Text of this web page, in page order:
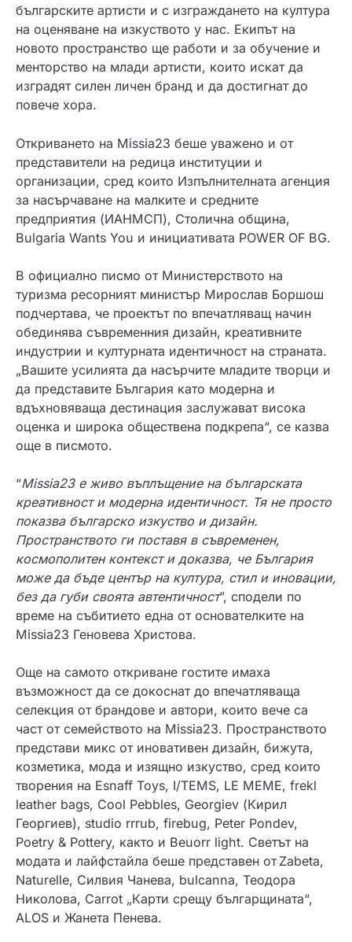
българските артисти и с изграждането на култура
на оценяване на изкуството у нас. Екипът на
новото пространство ще работи и за обучение и
менторство на млади артисти, които искат да
изградят силен личен бранд и да достигнат до
повече хора.
Откриването на Missia23 беше уважено и от
представители на редица институции и
организации, сред които Изпълнителната агенция
за насърчаване на малките и средните
предприятия (ИАНМСП), Столична община,
Bulgaria Wants You и инициативата POWER OF BG.
В официално писмо от Министерството на
туризма ресорният министър Мирослав Боршош
подчертава, че проектът по впечатляващ начин
обединява съвременния дизайн, креативните
индустрии и културната идентичност на страната.
„Вашите усилията да насърчите младите творци и
да представите България като модерна и
вдъхновяваща дестинация заслужават висока
оценка и широка обществена подкрепа“, се казва
още в писмото.
“Missia23 е живо въплъщение на българската
креативност и модерна идентичност. Тя не просто
показва българско изкуство и дизайн.
Пространството ги поставя в съвременен,
космополитен контекст и доказва, че България
може да бъде център на култура, стил и иновации,
без да губи своята автентичност”, сподели по
време на събитието една от основателките на
Missia23 Геновева Христова.
Още на самото откриване гостите имаха
възможност да се докоснат до впечатляваща
селекция от брандове и автори, които вече са
част от семейството на Missia23. Пространството
представи микс от иновативен дизайн, бижута,
козметика, мода и изящно изкуство, сред които
творения на Esnaff Toys, I/TEMS, LE MEME, frekl
leather bags, Cool Pebbles, Georgiev (Кирил
Георгиев), studio rrrub, firebug, Peter Pondev,
Poetry & Pottery, както и Beuorr light. Светът на
модата и лайфстайла беше представен от Zabeta,
Naturelle, Силвия Чанева, bulcanna, Теодора
Николова, Carrot „Карти срещу българщината“,
ALOS и Жанета Пенева.